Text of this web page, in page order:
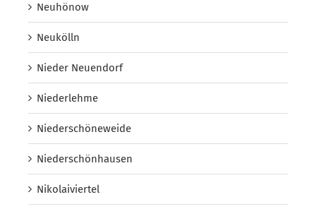
Neuhönow
Neukölln
Nieder Neuendorf
Niederlehme
Niederschöneweide
Niederschönhausen
Nikolaiviertel